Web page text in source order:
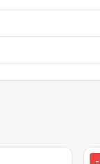
-